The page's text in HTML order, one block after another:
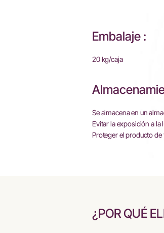
Embalaje :
20 kg/caja
Se almacena en un
Evitar la exposición a la
Proteger el producto
¿POR QUÉ